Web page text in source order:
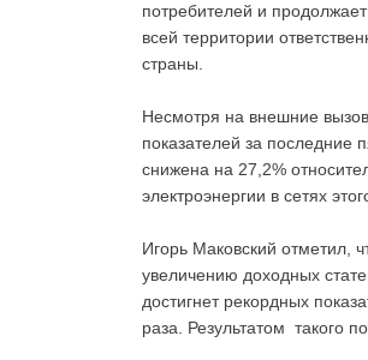
потребителей и
всей территории
страны.
Несмотря на внешние
показателей за последние
снижена на 27,2%
электроэнергии в сетях
Игорь Маковский отметил,
увеличению доходных
достигнет рекордных
раза. Результатом такого